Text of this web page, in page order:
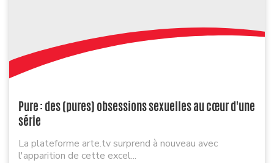
Pure : des (pures) obsessions sexuelles au cœur d'une
série
La plateforme arte.tv surprend à nouveau avec
l'apparition de cette excel...